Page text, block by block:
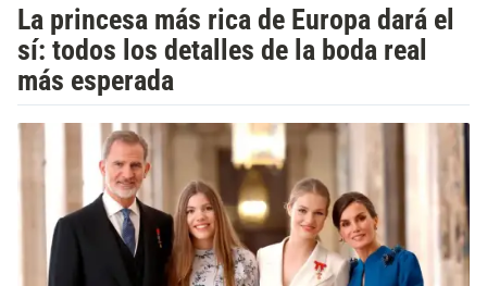
La princesa más rica de Europa dará el
sí: todos los detalles de la boda real
más esperada